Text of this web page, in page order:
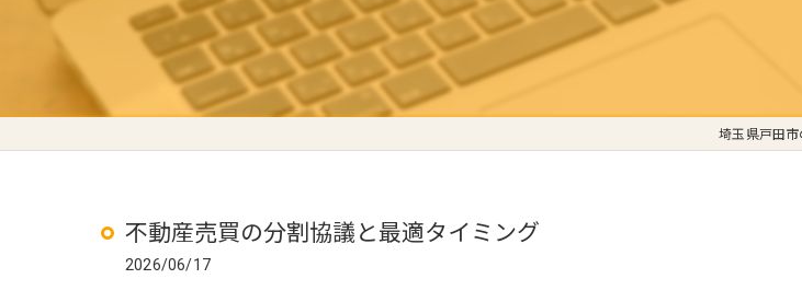
埼玉県戸田
不動産売買の分割協議と最適タイミング
2026/06/17